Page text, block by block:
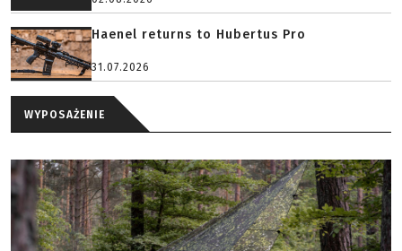
Haenel returns to Hubertus Pro
31.07.2026
WYPOSAŻENIE